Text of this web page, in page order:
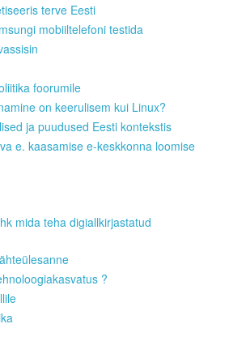
terve Eesti
mobiiltelefoni testida
foorumile
on keerulisem kui Linux?
ja puudused Eesti kontekstis
e. kaasamise e-keskkonna loomise
mida teha digiallkirjastatud
?